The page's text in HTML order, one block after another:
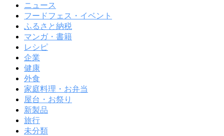
ニュース
フードフェス・イベント
ふるさと納税
マンガ・書籍
レシピ
企業
健康
外食
家庭料理・お弁当
屋台・お祭り
新製品
旅行
未分類